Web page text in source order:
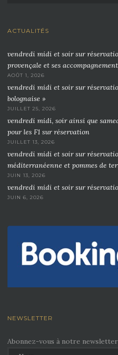
ACTUALITÉS
vendredi midi et soir sur
provençale et ses
AOÛT 1, 2026
vendredi midi et soir sur
bolognaise »
JUILLET 25, 2026
vendredi midi, soir ainsi que
pour les F1 sur réservation
JUILLET 13, 2026
vendredi midi et soir sur
méditerranéenne et pommes de
JUIN 13, 2026
vendredi midi et soir sur
JUIN 6, 2026
NEWSLETTER
Abonnez-vous à notre